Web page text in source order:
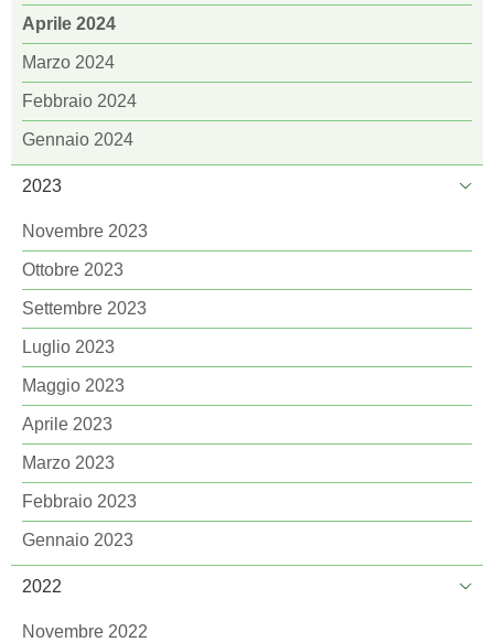
Aprile 2024
Marzo 2024
Febbraio 2024
Gennaio 2024
2023
Novembre 2023
Ottobre 2023
Settembre 2023
Luglio 2023
Maggio 2023
Aprile 2023
Marzo 2023
Febbraio 2023
Gennaio 2023
2022
Novembre 2022